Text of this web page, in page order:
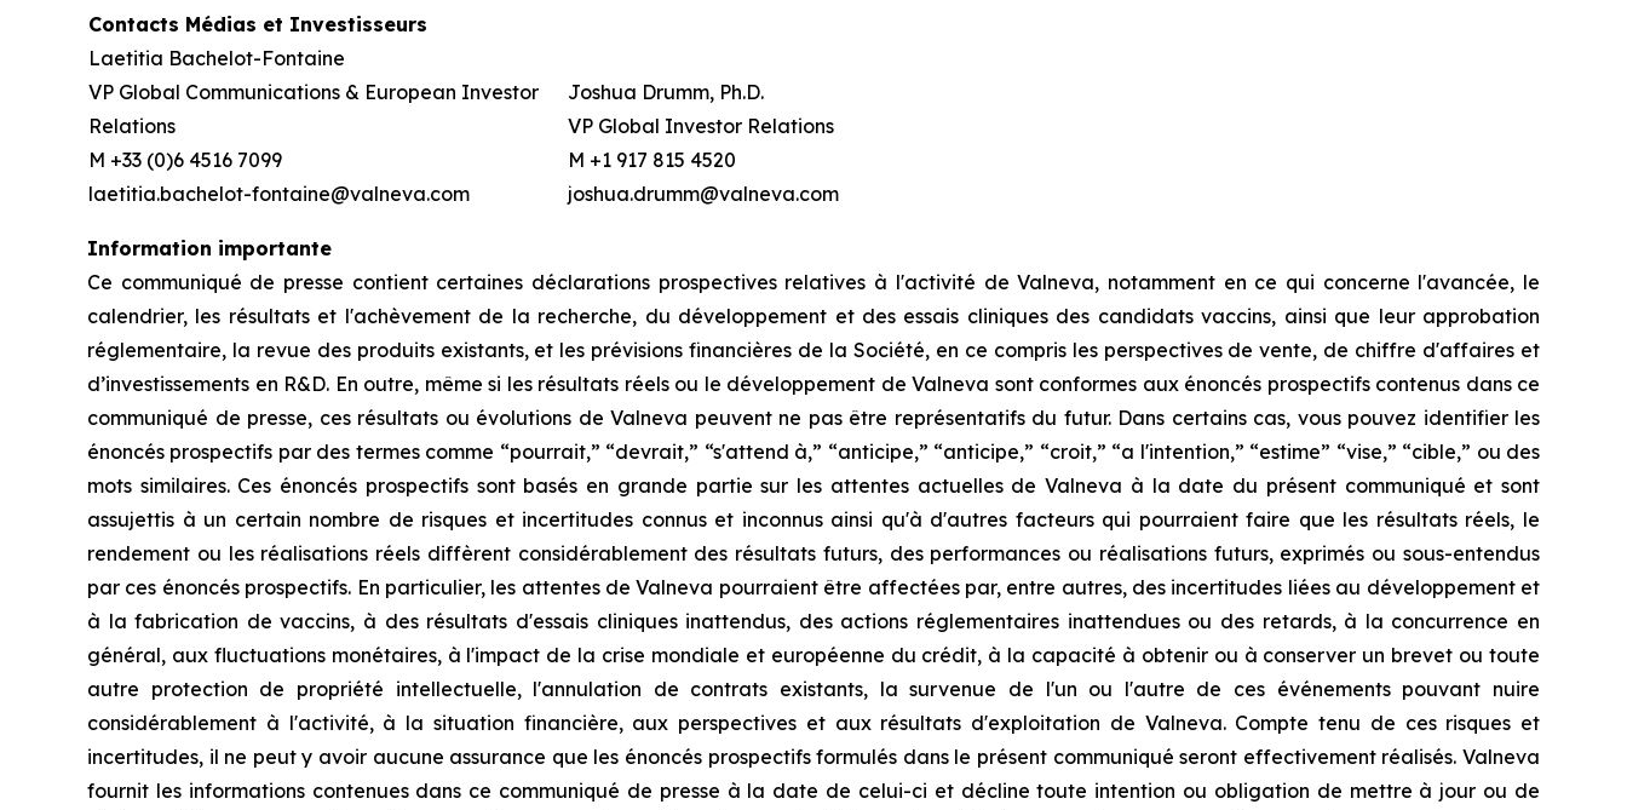
Contacts Médias et Investisseurs
Laetitia Bachelot-Fontaine
VP Global Communications & European Investor
Relations
M +33 (0)6 4516 7099
laetitia.bachelot-fontaine@valneva.com
Joshua Drumm, Ph.D.
VP Global Investor Relations
M +1 917 815 4520
joshua.drumm@valneva.com
Information importante
Ce communiqué de presse contient certaines déclarations prospectives relatives à l'activité de Valneva, notamment en ce qui concerne l'avancée, le
calendrier, les résultats et l'achèvement de la recherche, du développement et des essais cliniques des candidats vaccins, ainsi que leur approbation
réglementaire, la revue des produits existants, et les prévisions financières de la Société, en ce compris les perspectives de vente, de chiffre d'affaires et
d’investissements en R&D. En outre, même si les résultats réels ou le développement de Valneva sont conformes aux énoncés prospectifs contenus dans ce
communiqué de presse, ces résultats ou évolutions de Valneva peuvent ne pas être représentatifs du futur. Dans certains cas, vous pouvez identifier les
énoncés prospectifs par des termes comme “pourrait,” “devrait,” “s'attend à,” “anticipe,” “anticipe,” “croit,” “a l'intention,” “estime” “vise,” “cible,” ou des
mots similaires. Ces énoncés prospectifs sont basés en grande partie sur les attentes actuelles de Valneva à la date du présent communiqué et sont
assujettis à un certain nombre de risques et incertitudes connus et inconnus ainsi qu'à d'autres facteurs qui pourraient faire que les résultats réels, le
rendement ou les réalisations réels diffèrent considérablement des résultats futurs, des performances ou réalisations futurs, exprimés ou sous-entendus
par ces énoncés prospectifs. En particulier, les attentes de Valneva pourraient être affectées par, entre autres, des incertitudes liées au développement et
à la fabrication de vaccins, à des résultats d'essais cliniques inattendus, des actions réglementaires inattendues ou des retards, à la concurrence en
général, aux fluctuations monétaires, à l'impact de la crise mondiale et européenne du crédit, à la capacité à obtenir ou à conserver un brevet ou toute
autre protection de propriété intellectuelle, l'annulation de contrats existants, la survenue de l'un ou l'autre de ces événements pouvant nuire
considérablement à l'activité, à la situation financière, aux perspectives et aux résultats d'exploitation de Valneva. Compte tenu de ces risques et
incertitudes, il ne peut y avoir aucune assurance que les énoncés prospectifs formulés dans le présent communiqué seront effectivement réalisés. Valneva
fournit les informations contenues dans ce communiqué de presse à la date de celui-ci et décline toute intention ou obligation de mettre à jour ou de